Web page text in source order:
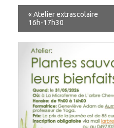
HIPPOTHÉRAPIE
COACHING –
L’ÉQUITATION
STAGES
PERMANAISSANCE
LES RUCHERS DE
«Atelier extrascolaire
16h-17h30